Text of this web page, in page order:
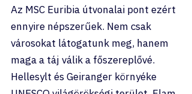
Az MSC Euribia útvonalai pont ezért
ennyire népszerűek. Nem csak
városokat látogatunk meg, hanem
maga a táj válik a főszereplővé.
Hellesylt és Geiranger környéke